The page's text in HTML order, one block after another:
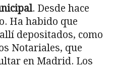
. Desde hace
Ha habido que
depositados, como
Notariales, que
en Madrid. Los